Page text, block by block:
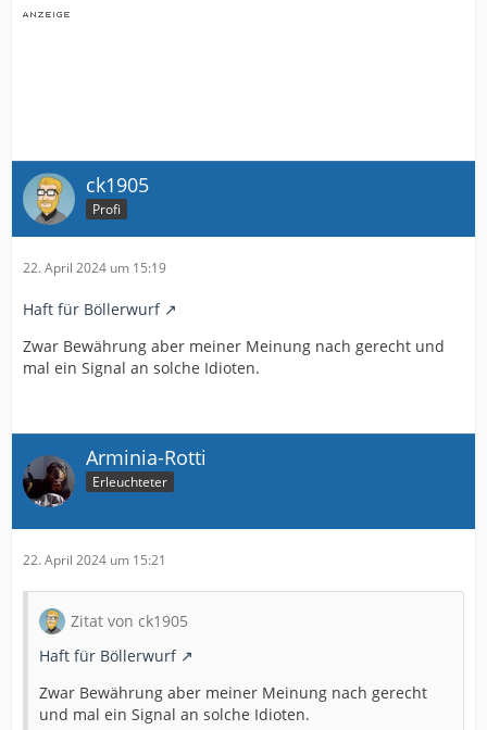
ck1905
Profi
22. April 2024 um 15:19
Haft für Böllerwurf
Zwar Bewährung aber meiner Meinung nach gerecht und
mal ein Signal an solche Idioten.
Arminia-Rotti
Erleuchteter
22. April 2024 um 15:21
Zitat von ck1905
Haft für Böllerwurf
Zwar Bewährung aber meiner Meinung nach gerecht
und mal ein Signal an solche Idioten.